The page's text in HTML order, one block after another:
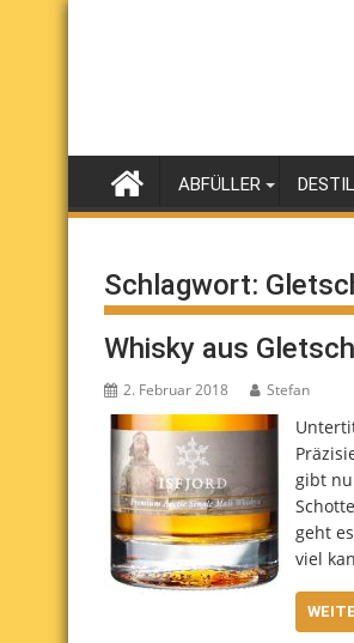
Skip
ABFÜLLER
Schlagwort:
Whisky aus
2. Februar 2018 Stefan
gibt
geht
viel